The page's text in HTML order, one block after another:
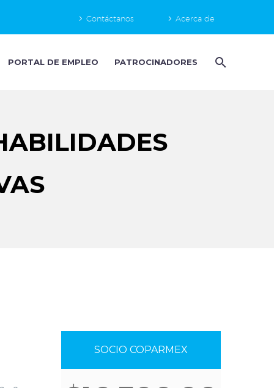
Contáctanos Acerca de
PORTAL DE EMPLEO PATROCINADORES
SOCIO COPARMEX